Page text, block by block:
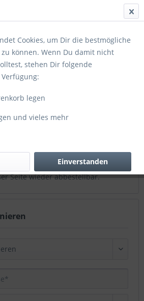
abonnieren
und Sie werden stets als
und Angebote informiert.
jederzeit über einen Link in
Seite wieder abbestellbar.
Cookies, um Dir die bestmögliche
können. Wenn Du damit nicht
stehen Dir folgende
legen
und vieles mehr
Einverstanden